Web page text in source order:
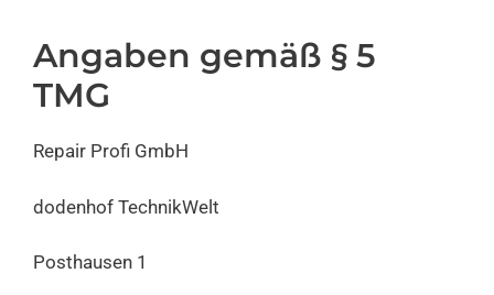
Angaben gemäß § 5
TMG
Repair Profi GmbH
dodenhof TechnikWelt
Posthausen 1